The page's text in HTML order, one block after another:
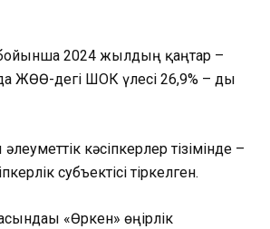
2024 жылдың қаңтар –
ЖӨӨ-дегі ШОК үлесі 26,9% – ды
әлеуметтік кәсіпкерлер тізімінде –
субъектісі тіркелген.
«Өркен» өңірлік